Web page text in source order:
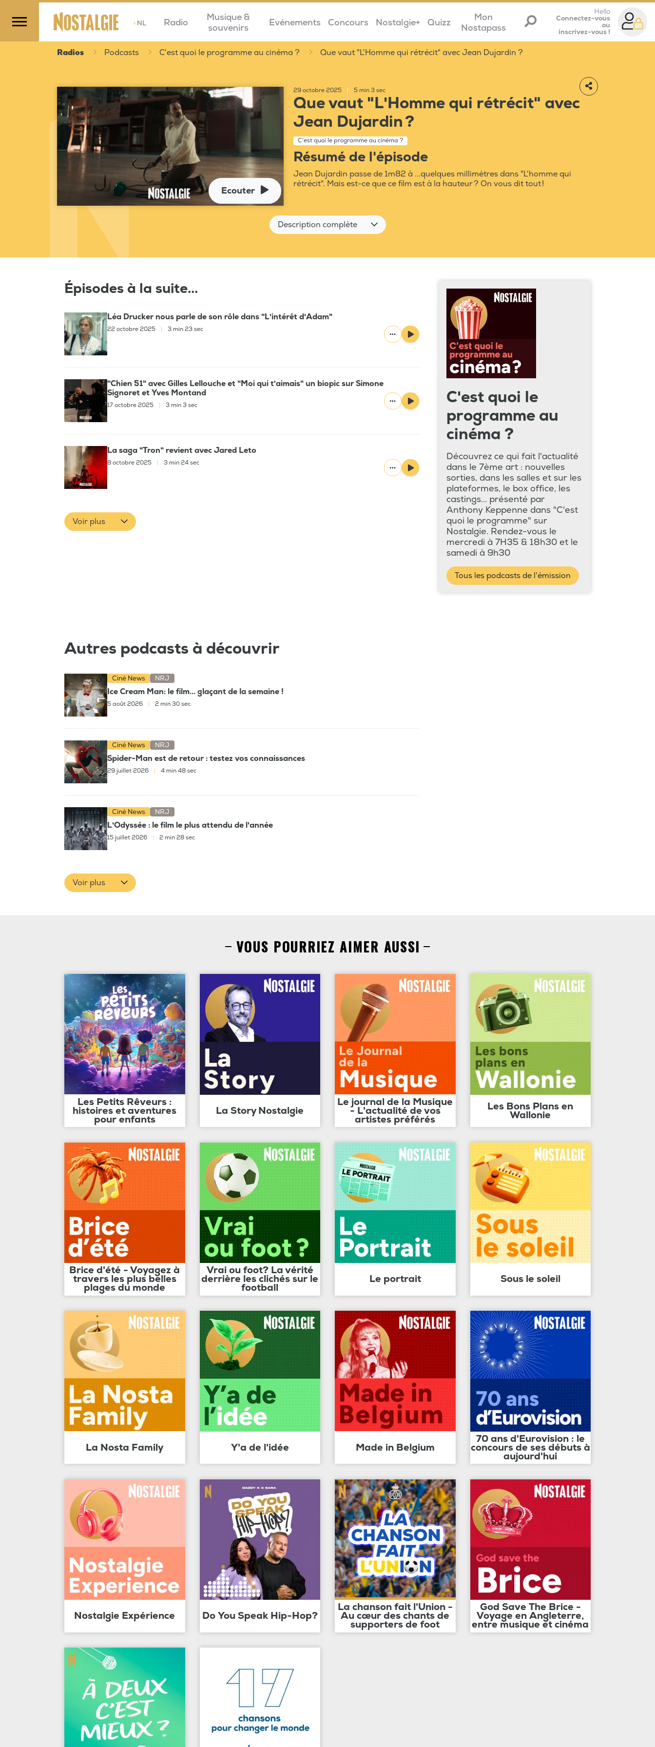
>NL Radio
Musique &
souvenirs
Evénements Concours Nostalgie+ Quizz
Mon
Nostapass
Hello
Connectez-vous
ou
inscrivez-vous !
Radios Podcasts C'est quoi le programme au cinéma ? Que vaut "L'Homme qui rétrécit" avec Jean Dujardin ?
Ecouter
29 octobre 2025 5 min 3 sec
Que vaut "L'Homme qui rétrécit" avec
Jean Dujardin ?
C'est quoi le programme au cinéma ?
Résumé de l'épisode
Jean Dujardin passe de 1m82 à ...quelques millimètres dans "L'homme qui
rétrécit". Mais est-ce que ce film est à la hauteur ? On vous dit tout !
Description complète
Épisodes à la suite...
Léa Drucker nous parle de son rôle dans "L'intérêt d'Adam"
22 octobre 2025 3 min 23 sec
"Chien 51" avec Gilles Lellouche et "Moi qui t'aimais" un biopic sur Simone
Signoret et Yves Montand
17 octobre 2025 3 min 3 sec
La saga "Tron" revient avec Jared Leto
8 octobre 2025 3 min 24 sec
Voir plus
C'est quoi le
programme au
cinéma ?
Découvrez ce qui fait l'actualité
dans le 7ème art : nouvelles
sorties, dans les salles et sur les
plateformes, le box office, les
castings... présenté par
Anthony Keppenne dans "C'est
quoi le programme" sur
Nostalgie. Rendez-vous le
mercredi à 7H35 & 18h30 et le
samedi à 9h30
Tous les podcasts de l'émission
Autres podcasts à découvrir
Ciné News NRJ
Ice Cream Man: le film... glaçant de la semaine !
5 août 2026 2 min 30 sec
Ciné News NRJ
Spider-Man est de retour : testez vos connaissances
29 juillet 2026 4 min 48 sec
Ciné News NRJ
L'Odyssée : le film le plus attendu de l'année
15 juillet 2026 2 min 28 sec
Voir plus
VOUS POURRIEZ AIMER AUSSI
Les Petits Rêveurs :
histoires et aventures
pour enfants
La Story Nostalgie
Le journal de la Musique
- L'actualité de vos
artistes préférés
Les Bons Plans en
Wallonie
Brice d'été - Voyagez à
travers les plus belles
plages du monde
Vrai ou foot? La vérité
derrière les clichés sur le
football
Le portrait Sous le soleil
La Nosta Family Y'a de l'idée Made in Belgium
70 ans d'Eurovision : le
concours de ses débuts à
aujourd'hui
Nostalgie Expérience Do You Speak Hip-Hop?
La chanson fait l'Union -
Au cœur des chants de
supporters de foot
God Save The Brice -
Voyage en Angleterre,
entre musique et cinéma